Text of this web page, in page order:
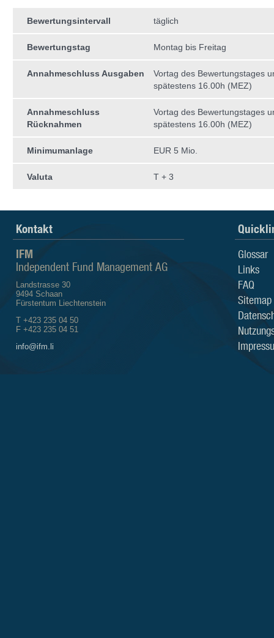
Bewertungsintervall täglich
Bewertungstag Montag bis Freitag
Annahmeschluss Ausgaben
Vortag des Bewertungstages
spätestens 16.00h (MEZ)
Annahmeschluss
Rücknahmen
Vortag des Bewertungstages
spätestens 16.00h (MEZ)
Minimumanlage EUR 5 Mio.
Valuta T + 3
Kontakt
IFM
Independent Fund Management AG
Landstrasse 30
9494 Schaan
Fürstentum Liechtenstein
T +423 235 04 50
F +423 235 04 51
info@ifm.li
Glossar
Links
FAQ
Sitemap